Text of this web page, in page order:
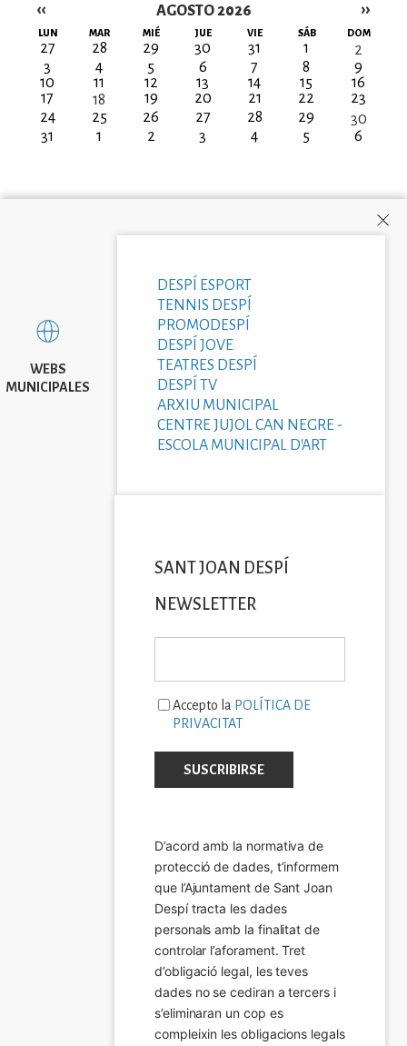
AGOSTO 2026
Paginación
‹‹ ››
LUN MAR MIÉ JUE VIE SÁB DOM
27 28 29 30 31 1
2
3
4 5 6 7 8
9
10
11 12 13 14 15
16
17
18 19 20 21 22
23
24
25 26 27 28 29
30
31
1 2 3 4 5 6
WEBS
MUNICIPALES
DESPÍ ESPORT
TENNIS DESPÍ
PROMODESPÍ
DESPÍ JOVE
TEATRES DESPÍ
DESPÍ TV
ARXIU MUNICIPAL
CENTRE JUJOL CAN NEGRE -
ESCOLA MUNICIPAL D'ART
SANT JOAN DESPÍ
NEWSLETTER
Accepto la POLÍTICA DE
PRIVACITAT
D’acord amb la normativa de
protecció de dades, t’informem
que l’Ajuntament de Sant Joan
Despí tracta les dades
personals amb la finalitat de
controlar l’aforament. Tret
d’obligació legal, les teves
dades no se cediran a tercers i
s’eliminaran un cop es
compleixin les obligacions legals